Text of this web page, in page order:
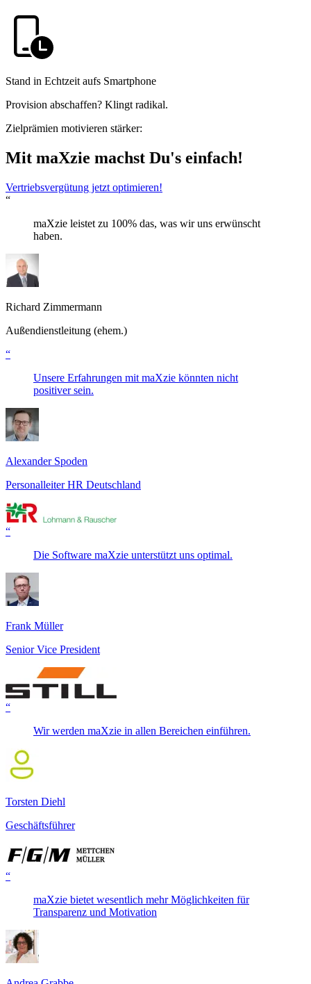
Stand in Echtzeit aufs Smartphone
Provision abschaffen? Klingt radikal.
Zielprämien motivieren stärker:
Mit maXzie machst Du's einfach!
Vertriebsvergütung jetzt optimieren!
“
maXzie leistet zu 100% das, was wir uns erwünscht
haben.
Richard Zimmermann
Außendienstleitung (ehem.)
“
Unsere Erfahrungen mit maXzie könnten nicht
positiver sein.
Alexander Spoden
Personalleiter HR Deutschland
“
Die Software maXzie unterstützt uns optimal.
Frank Müller
Senior Vice President
“
Wir werden maXzie in allen Bereichen einführen.
Torsten Diehl
Geschäftsführer
“
maXzie bietet wesentlich mehr Möglichkeiten für
Transparenz und Motivation